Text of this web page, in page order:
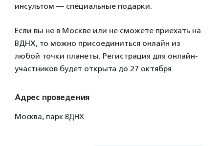
инсультом — специальные подарки.
Если вы не в Москве или не сможете приехать на
ВДНХ, то можно присоединиться онлайн из
любой точки планеты. Регистрация для онлайн-
участников будет открыта до 27 октября.
Адрес проведения
Москва, парк ВДНХ